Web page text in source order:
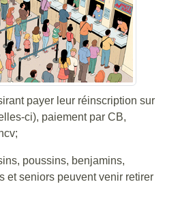
payer leur réinscription sur
ci), paiement par CB,
poussins, benjamins,
et seniors peuvent venir retirer